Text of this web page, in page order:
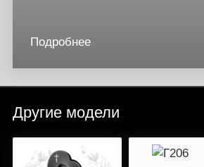
Подробнее
Другие модели